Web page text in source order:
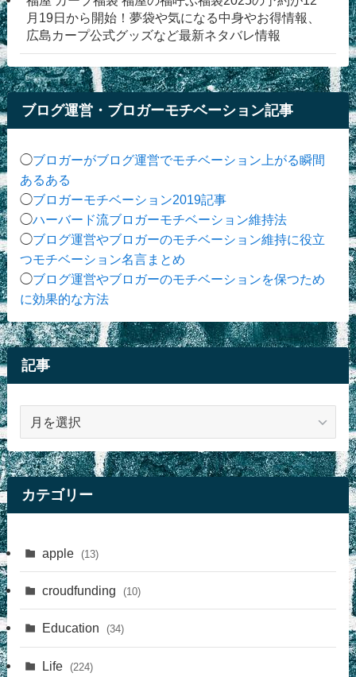
月19日から開始！夢袋や気になる中身やお得情報、
広島カープ公式グッズなど最新ネタバレ情報
ブログ運営・ブロガーモチベーション記事
◯ブロガーがブログ運営でモチベーション上がる瞬間
あるある
◯ブロガーモチベーション2019記事
◯ハーバード流ブロガーモチベーション維持法
◯ブログ運営やブロガーのモチベーション維持に役立
つモチベーション名言まとめ
◯ブログ運営やブロガーのモチベーションを保つため
に効果的な方法
記事
カテゴリー
apple (13)
croudfunding (10)
Education (34)
Life (224)